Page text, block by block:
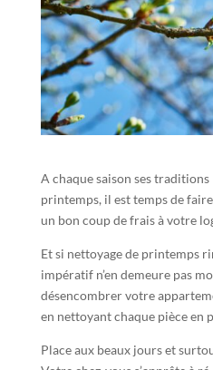
A chaque saison ses traditions
printemps, il est temps de
un bon coup de frais à votre
Et si nettoyage de printemps
impératif n’en demeure pas
désencombrer votre
en nettoyant chaque pièce en
Place aux beaux jours et